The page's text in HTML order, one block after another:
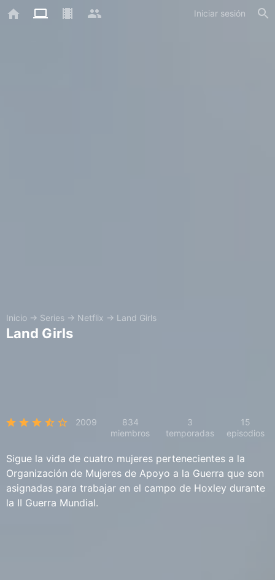
Iniciar sesión
Inicio → Series → Netflix → Land Girls
Land Girls
2009
834
miembros
3
temporadas
15
episodios
Sigue la vida de cuatro mujeres pertenecientes a la
Organización de Mujeres de Apoyo a la Guerra que son
asignadas para trabajar en el campo de Hoxley durante
la II Guerra Mundial.